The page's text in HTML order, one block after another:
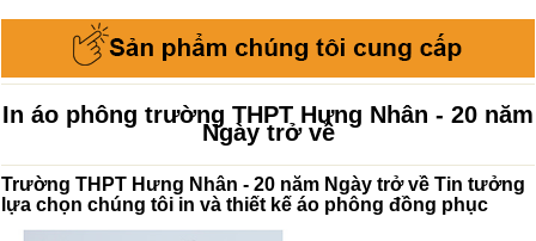
In áo phông trường THPT Hưng Nhân - 20 năm
Ngày trở về
Trường THPT Hưng Nhân - 20 năm Ngày trở về Tin tưởng
lựa chọn chúng tôi in và thiết kế áo phông đồng phục